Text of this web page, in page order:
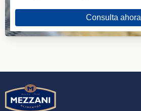
Consulta ahora